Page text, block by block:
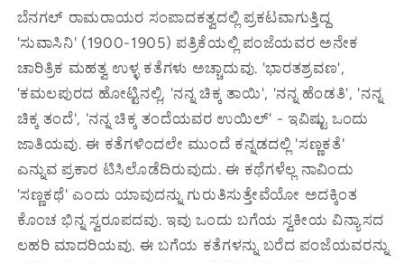
ಬೆನಗಲ್ ರಾಮರಾಯರ ಸಂಪಾದಕತ್ವದಲ್ಲಿ ಪ್ರಕಟವಾಗುತ್ತಿದ್ದ
'ಸುವಾಸಿನಿ' (1900-1905) ಪತ್ರಿಕೆಯಲ್ಲಿ ಪಂಜೆಯವರ ಅನೇಕ
ಚಾರಿತ್ರಿಕ ಮಹತ್ವ ಉಳ್ಳ ಕತೆಗಳು ಅಚ್ಚಾದುವು. 'ಭಾರತಶ್ರವಣ',
'ಕಮಲಪುರದ ಹೋಟ್ಟಿನಲ್ಲಿ, 'ನನ್ನ ಚಿಕ್ಕ ತಾಯಿ', 'ನನ್ನ ಹೆಂಡತಿ', 'ನನ್ನ
ಚಿಕ್ಕ ತಂದೆ', 'ನನ್ನ ಚಿಕ್ಕ ತಂದೆಯವರ ಉಯಿಲ್' - ಇವಿಷ್ಟು ಒಂದು
ಜಾತಿಯವು. ಈ ಕತೆಗಳಿಂದಲೇ ಮುಂದೆ ಕನ್ನಡದಲ್ಲಿ 'ಸಣ್ಣಕತೆ'
ಎನ್ನುವ ಪ್ರಕಾರ ಟಿಸಿಲೊಡೆದಿರುವುದು. ಈ ಕಥೆಗಳೆಲ್ಲ ನಾವಿಂದು
'ಸಣ್ಣಕಥೆ' ಎಂದು ಯಾವುದನ್ನು ಗುರುತಿಸುತ್ತೇವೆಯೋ ಅದಕ್ಕಿಂತ
ಕೊಂಚ ಭಿನ್ನ ಸ್ವರೂಪದವು. ಇವು ಒಂದು ಬಗೆಯ ಸ್ವಕೀಯ ವಿನ್ಯಾಸದ
ಲಹರಿ ಮಾದರಿಯವು. ಈ ಬಗೆಯ ಕತೆಗಳನ್ನು ಬರೆದ ಪಂಜೆಯವರನ್ನು